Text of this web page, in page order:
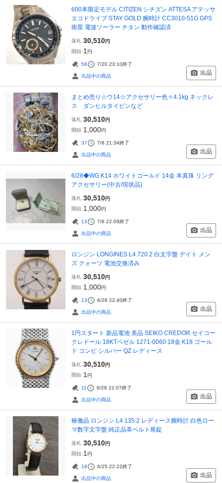
600本限定モデル CITIZEN シチズン ATTESA アテッサ
エコドライブ STAY GOLD 腕時計 CC3010-51G GPS
衛星 電波ソーラー チタン 動作確認済
落札 30,510円
開始 1 円
58 7/20 23:10終了
出品中の商品 出品
まとめ売り☆ウ14☆アクセサリー色々4.1kg ネックレ
ス ダンヒルタイピンなど
落札 30,510円
開始 1,000円
37 7/8 21:34終了
出品中の商品 出品
6/28◆WG K14 ホワイトゴールド 14金 本真珠 リング
アクセサリー(中古/現状品)
落札 30,510円
開始 1,000円
13 7/6 22:09終了
出品中の商品 出品
ロンジン LONGINES L4.720.2 白文字盤 デイト メン
ズ クォーツ 電池交換済み
落札 30,510円
開始 1,000円
13 6/28 22:40終了
出品中の商品 出品
1円スタート 新品電池 美品 SEIKO CREDOR セイコー
クレドール 18KTベゼル 1271-0060 18金 K18 ゴール
ド コンビ シルバー QZ レディース
落札 30,510円
開始 1 円
11 6/28 22:07終了
出品中の商品 出品
稼働品 ロンジン L4.135.2 レディース腕時計 白色ロー
マ数字文字盤 純正品革ベルト尾錠
落札 30,510円
開始 1 円
19 6/25 22:22終了
出品中の商品 出品